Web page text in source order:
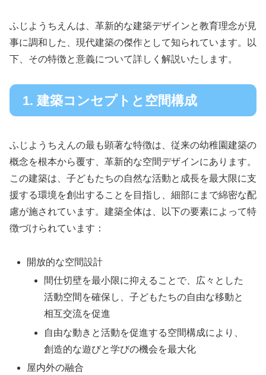
ふじようちえんは、革新的な建築デザインと教育理念が見
事に調和した、現代建築の傑作として知られています。以
下、その特徴と意義について詳しく解説いたします。
1. 建築コンセプトと空間構成
ふじようちえんの最も顕著な特徴は、従来の幼稚園建築の
概念を根本から覆す、革新的な空間デザインにあります。
この建築は、子どもたちの自然な活動と成長を最大限に支
援する環境を創出することを目指し、細部にまで綿密な配
慮が施されています。建築全体は、以下の要素によって特
徴づけられています：
開放的な空間設計
間仕切壁を最小限に抑えることで、広々とした
活動空間を確保し、子どもたちの自由な移動と
相互交流を促進
自由な動きと活動を促進する空間構成により、
創造的な遊びと学びの機会を最大化
屋内外の融合